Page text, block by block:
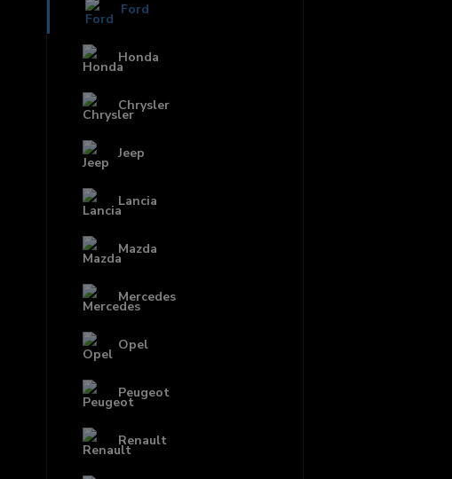
Ford
Honda
Chrysler
Jeep
Lancia
Mazda
Mercedes
Opel
Peugeot
Renault